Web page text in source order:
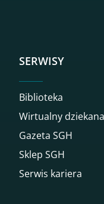
SERWISY
Biblioteka
Wirtualny
Gazeta SGH
Sklep SGH
Serwis kariera